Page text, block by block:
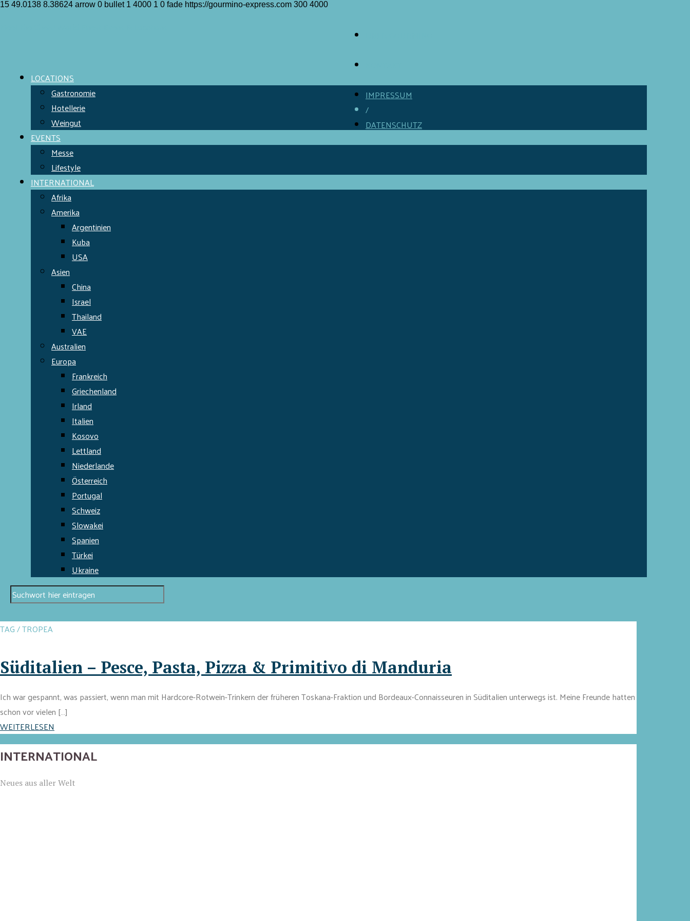
15 49.0138 8.38624 arrow 0 bullet 1 4000 1 0 fade https://gourmino-express.com 300 4000
IMPRESSUM
/
DATENSCHUTZ
LOCATIONS
Gastronomie
Hotellerie
Weingut
EVENTS
Messe
Lifestyle
INTERNATIONAL
Afrika
Amerika
Argentinien
Kuba
USA
Asien
China
Israel
Thailand
VAE
Australien
Europa
Frankreich
Griechenland
Irland
Italien
Kosovo
Lettland
Niederlande
Österreich
Portugal
Schweiz
Slowakei
Spanien
Türkei
Ukraine
TAG / TROPEA
Süditalien – Pesce, Pasta, Pizza & Primitivo di Manduria
Ich war gespannt, was passiert, wenn man mit Hardcore-Rotwein-Trinkern der früheren Toskana-Fraktion und Bordeaux-Connaisseuren in Süditalien unterwegs ist. Meine Freunde hatten
schon vor vielen […]
WEITERLESEN
INTERNATIONAL
Neues aus aller Welt